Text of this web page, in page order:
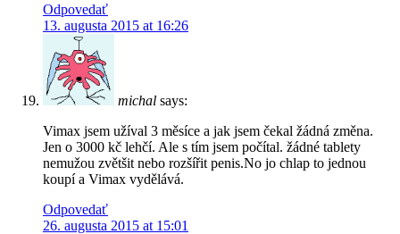
Odpovedať
13. augusta 2015 at 16:26
michal says:
Vimax jsem užíval 3 měsíce a jak jsem čekal žádná změna.
Jen o 3000 kč lehčí. Ale s tím jsem počítal. žádné tablety
nemužou zvětšit nebo rozšířit penis.No jo chlap to jednou
koupí a Vimax vydělává.
Odpovedať
26. augusta 2015 at 15:01